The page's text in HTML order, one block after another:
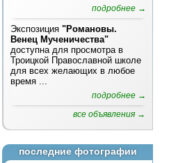
подробнее →
Экспозиция "Романовы.
Венец Мученичества"
доступна для просмотра в
Троицкой Православной школе
для всех желающих в любое
время ...
подробнее →
все объявления →
последние фотографии